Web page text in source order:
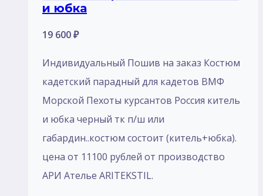
и юбка
19 600₽
Индивидуальный Пошив на заказ Костюм
кадетский парадный для кадетов ВМФ
Морской Пехоты курсантов Россия китель
и юбка черный тк п/ш или
габардин..костюм состоит (китель+юбка).
цена от 11100 рублей от производство
АРИ Ателье ARITEKSTIL.